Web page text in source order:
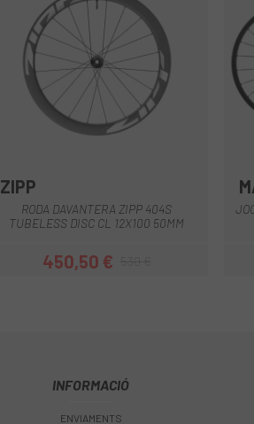
ZIPP
RODA DAVANTERA ZIPP 404S
TUBELESS DISC CL 12X100 50MM
Preu
450,50 €Preu regular
INFORMACIÓ
ENVIAMENTS